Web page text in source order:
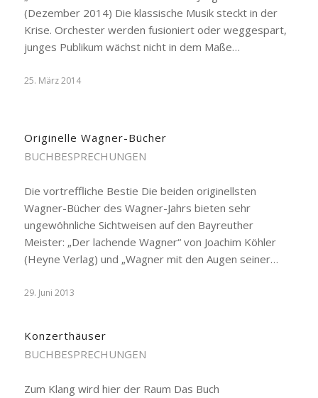
(Dezember 2014) Die klassische Musik steckt in der
Krise. Orchester werden fusioniert oder weggespart,
junges Publikum wächst nicht in dem Maße…
25. März 2014
Originelle Wagner-Bücher
BUCHBESPRECHUNGEN
Die vortreffliche Bestie Die beiden originellsten
Wagner-Bücher des Wagner-Jahrs bieten sehr
ungewöhnliche Sichtweisen auf den Bayreuther
Meister: „Der lachende Wagner“ von Joachim Köhler
(Heyne Verlag) und „Wagner mit den Augen seiner…
29. Juni 2013
Konzerthäuser
BUCHBESPRECHUNGEN
Zum Klang wird hier der Raum Das Buch